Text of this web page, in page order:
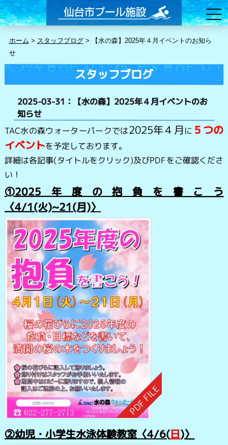
ホーム > スタッフブログ>
【水の森】2025年４月イベントのお知ら
せ
スタッフブログ
2025-03-31：【水の森】2025年４月イベントのお
知らせ
TAC水の森ウォーターパークでは2025年４月 に ５つの
イベントを予定しております。
詳細は各記事(タイトルをクリック)及びPDFをご確認くださ
い！
➀2025年度の抱負を書こう
〈4/1(火)~21(月)〉
②幼児・小学生水泳体験教室〈4/6(日)〉